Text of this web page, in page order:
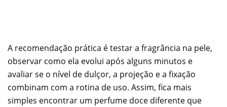
A recomendação prática é testar a fragrância na pele,
observar como ela evolui após alguns minutos e
avaliar se o nível de dulçor, a projeção e a fixação
combinam com a rotina de uso. Assim, fica mais
simples encontrar um perfume doce diferente que